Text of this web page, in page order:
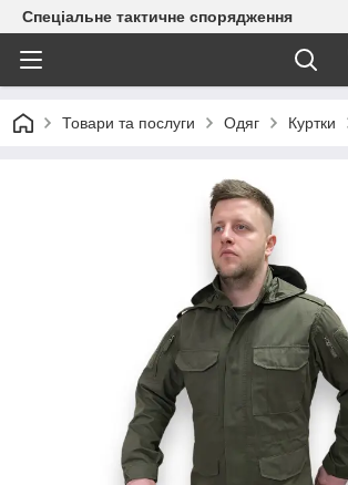
Спеціальне тактичне спорядження
Товари та послуги Одяг Куртки